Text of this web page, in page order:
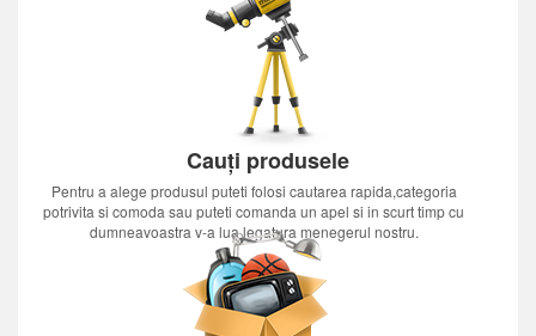
Cauți produsele
Pentru a alege produsul puteti folosi cautarea rapida,categoria
potrivita si comoda sau puteti comanda un apel si in scurt timp cu
dumneavoastra v-a lua legatura menegerul nostru.